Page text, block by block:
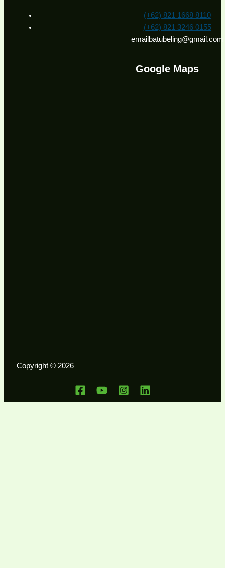
(+62) 821 1668 8110
(+62) 821 3246 0155
emailbatubeling@gmail.com
Google Maps
Copyright © 2026